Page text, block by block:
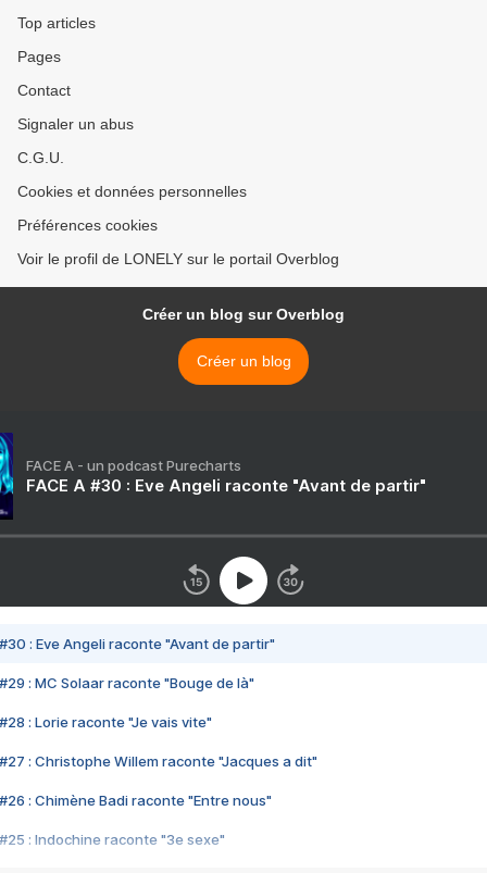
Top articles
Pages
Contact
Signaler un abus
C.G.U.
Cookies et données personnelles
Préférences cookies
Voir le profil de LONELY sur le portail Overblog
Créer un blog sur Overblog
Créer un blog
FACE A - un podcast Purecharts
FACE A #30 : Eve Angeli raconte "Avant de partir"
#30 : Eve Angeli raconte "Avant de partir"
#29 : MC Solaar raconte "Bouge de là"
#28 : Lorie raconte "Je vais vite"
#27 : Christophe Willem raconte "Jacques a dit"
#26 : Chimène Badi raconte "Entre nous"
#25 : Indochine raconte "3e sexe"